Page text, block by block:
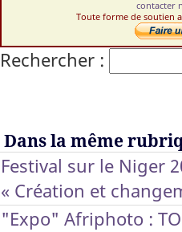
contacter
Toute forme de soutien
Rechercher :
Dans la même
Festival sur le Niger
« Création et
"Expo" Afriphoto :